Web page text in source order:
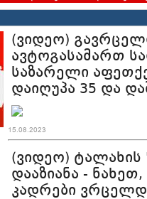
(ვიდეო)
ავტოგასამართ
საზარელი
დაიღუპა 35 და
15.08.2023
(ვიდეო) ტალახის
დააზიანა -
კადრები